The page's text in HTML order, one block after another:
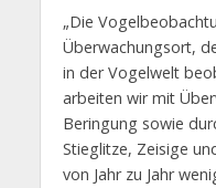
„Die
Überwachungsort,
in der Vogelwelt
arbeiten wir mit
Beringung sowie
Stieglitze, Zeisige
von Jahr zu Jahr